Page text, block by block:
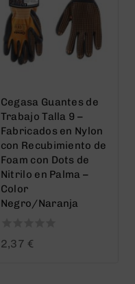
Cegasa Guantes de
Trabajo Talla 9 –
Fabricados en Nylon
con Recubimiento de
Foam con Dots de
Nitrilo en Palma –
Color
Negro/Naranja
0
2,37 €